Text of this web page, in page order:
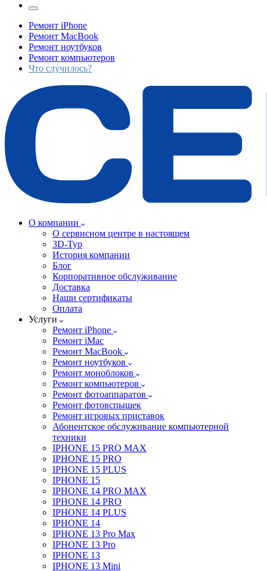
Ремонт iPhone
Ремонт MacBook
Ремонт ноутбуков
Ремонт компьютеров
Что случилось?
О компании
О сервисном центре в настоящем
3D-Тур
История компании
Блог
Корпоративное обслуживание
Доставка
Наши сертификаты
Оплата
Услуги
Ремонт iPhone
Ремонт iMac
Ремонт MacBook
Ремонт ноутбуков
Ремонт моноблоков
Ремонт компьютеров
Ремонт фотоаппаратов
Ремонт фотовспышек
Ремонт игровых приставок
Абонентское обслуживание компьютерной
техники
IPHONE 15 PRO MAX
IPHONE 15 PRO
IPHONE 15 PLUS
IPHONE 15
IPHONE 14 PRO MAX
IPHONE 14 PRO
IPHONE 14 PLUS
IPHONE 14
IPHONE 13 Pro Max
IPHONE 13 Pro
IPHONE 13
IPHONE 13 Mini